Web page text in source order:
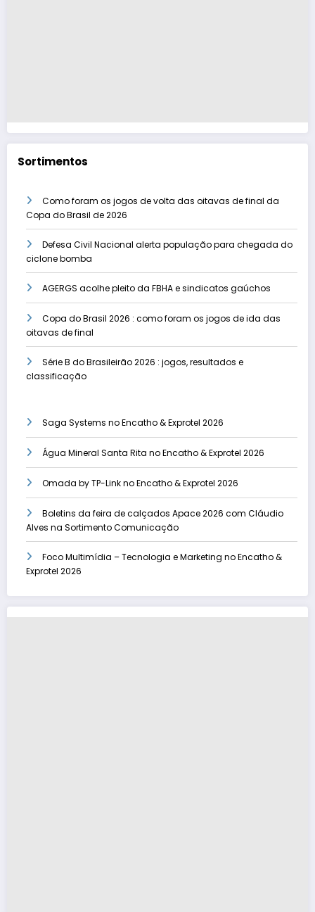
Sortimentos
Como foram os jogos de volta das oitavas de final da
Copa do Brasil de 2026
Defesa Civil Nacional alerta população para chegada do
ciclone bomba
AGERGS acolhe pleito da FBHA e sindicatos gaúchos
Copa do Brasil 2026 : como foram os jogos de ida das
oitavas de final
Série B do Brasileirão 2026 : jogos, resultados e
classificação
Saga Systems no Encatho & Exprotel 2026
Água Mineral Santa Rita no Encatho & Exprotel 2026
Omada by TP-Link no Encatho & Exprotel 2026
Boletins da feira de calçados Apace 2026 com Cláudio
Alves na Sortimento Comunicação
Foco Multimídia – Tecnologia e Marketing no Encatho &
Exprotel 2026